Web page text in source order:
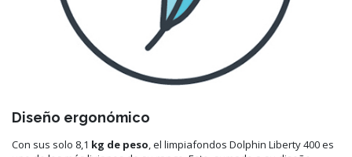
Diseño ergonómico
Con sus solo 8,1 kg de peso, el limpiafondos Dolphin Liberty 400 es